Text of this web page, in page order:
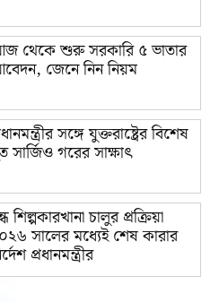
থেকে শুরু সরকারি ৫ ভাতার
জেনে নিন নিয়ম
সঙ্গে যুক্তরাষ্ট্রের বিশেষ
সার্জিও গরের সাক্ষাৎ
শিল্পকারখানা চালুর প্রক্রিয়া
সালের মধ্যেই শেষ কারার
প্রধানমন্ত্রীর